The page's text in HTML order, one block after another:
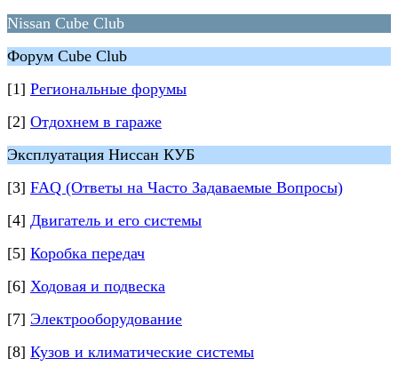
Nissan Cube Club
Форум Cube Club
[1] Региональные форумы
[2] Отдохнем в гараже
Эксплуатация Ниссан КУБ
[3] FAQ (Ответы на Часто Задаваемые Вопросы)
[4] Двигатель и его системы
[5] Коробка передач
[6] Ходовая и подвеска
[7] Электрооборудование
[8] Кузов и климатические системы